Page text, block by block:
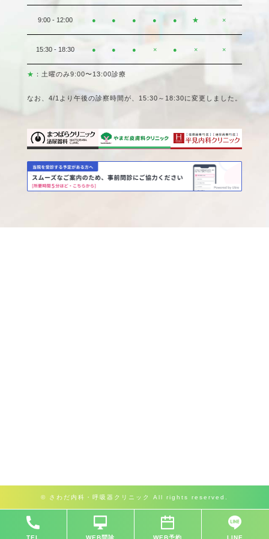
TEL WEB問診 WEB予約 LINE
9:00 - 12:00 ● ● ● ● ● ★ ×
15:30 - 18:30 ● ● ● × ● × ×
★ ：土曜のみ9:00〜13:00診療
なお、4/1より午後の診察時間が、15:30～18:30に変更しました。
© さわだ内科・呼吸器クリニック All rights reserved.